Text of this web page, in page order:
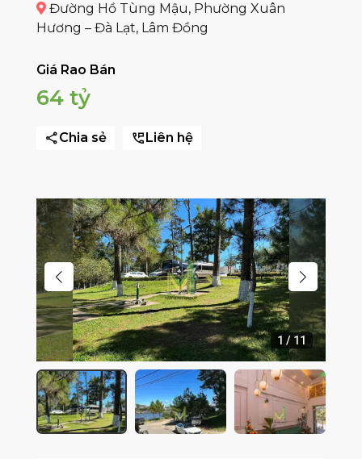
Đường Hồ Tùng Mậu, Phường Xuân
Hương – Đà Lạt, Lâm Đồng
Giá Rao Bán
64 tỷ
Chia sẻ Liên hệ
1 / 11